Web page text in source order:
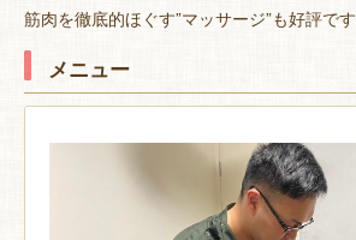
筋肉を徹底的ほぐす”マッサージ”も好評です
メニュー